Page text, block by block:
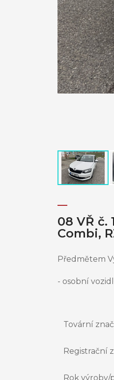
08 VŘ č.
Combi,
Předmětem
- osobní
Tovární
Registrační
Rok výroby/